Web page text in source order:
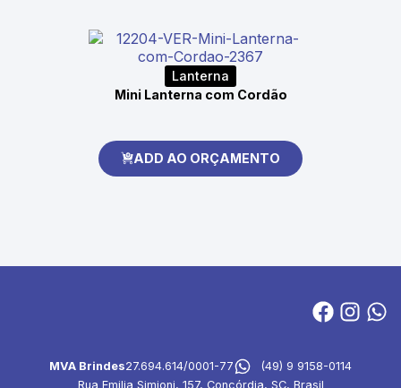
Lanterna
Mini Lanterna com Cordão
ADD AO ORÇAMENTO
MVA Brindes27.694.614/0001-77
(49) 9 9158-0114
Rua Emilia Simioni, 157, Concórdia, SC, Brasil